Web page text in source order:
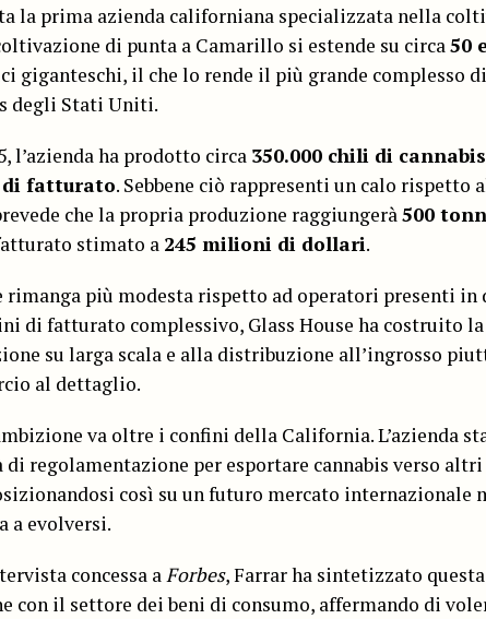
la prima azienda californiana specializzata nella
di punta a Camarillo si estende su circa 50
giganteschi, il che lo rende il più grande complesso
degli Stati Uniti.
l’azienda ha prodotto circa 350.000 chili di cannabis
fatturato. Sebbene ciò rappresenti un calo rispetto
che la propria produzione raggiungerà 500
stimato a 245 milioni di dollari.
rimanga più modesta rispetto ad operatori presenti
di fatturato complessivo, Glass House ha costruito
su larga scala e alla distribuzione all’ingrosso
al dettaglio.
va oltre i confini della California. L’azienda
regolamentazione per esportare cannabis verso
così su un futuro mercato internazionale
a evolversi.
concessa a Forbes, Farrar ha sintetizzato
con il settore dei beni di consumo, affermando di